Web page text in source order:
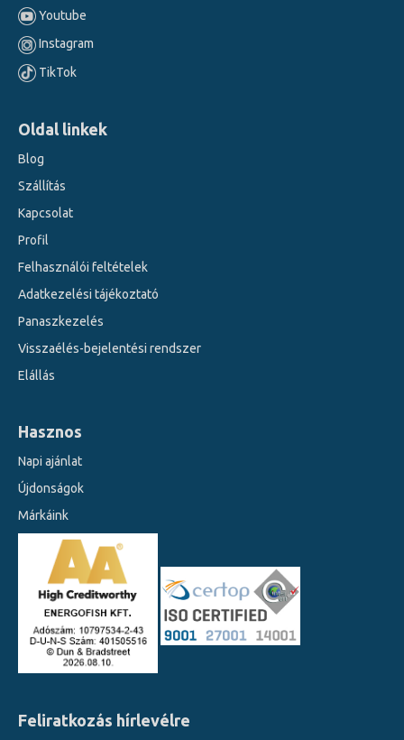
Youtube
Instagram
TikTok
Oldal linkek
Blog
Szállítás
Kapcsolat
Profil
Felhasználói feltételek
Adatkezelési tájékoztató
Panaszkezelés
Visszaélés-bejelentési rendszer
Elállás
Hasznos
Napi ajánlat
Újdonságok
Márkáink
Feliratkozás hírlevélre